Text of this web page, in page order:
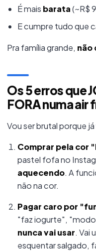
É mais barata(~R$
E cumpre tudo que
Pra família grande, não
Os 5 erros que
FORA numa air
Vou ser brutal porque já
Comprar pela cor
pastel fofa no
aquecendo. A
não na cor.
Pagar caro por
"faz iogurte",
nunca vai usar. Vai
esquentar salgado,